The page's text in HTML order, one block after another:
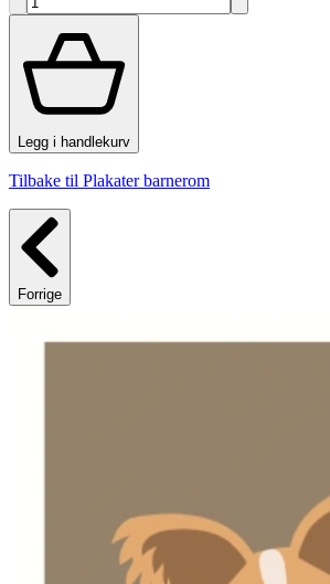
Legg i handlekurv
Tilbake til Plakater barnerom
Forrige